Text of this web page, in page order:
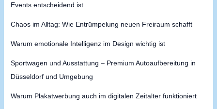
Events entscheidend ist
Chaos im Alltag: Wie Entrümpelung neuen Freiraum schafft
Warum emotionale Intelligenz im Design wichtig ist
Sportwagen und Ausstattung – Premium Autoaufbereitung in
Düsseldorf und Umgebung
Warum Plakatwerbung auch im digitalen Zeitalter funktioniert